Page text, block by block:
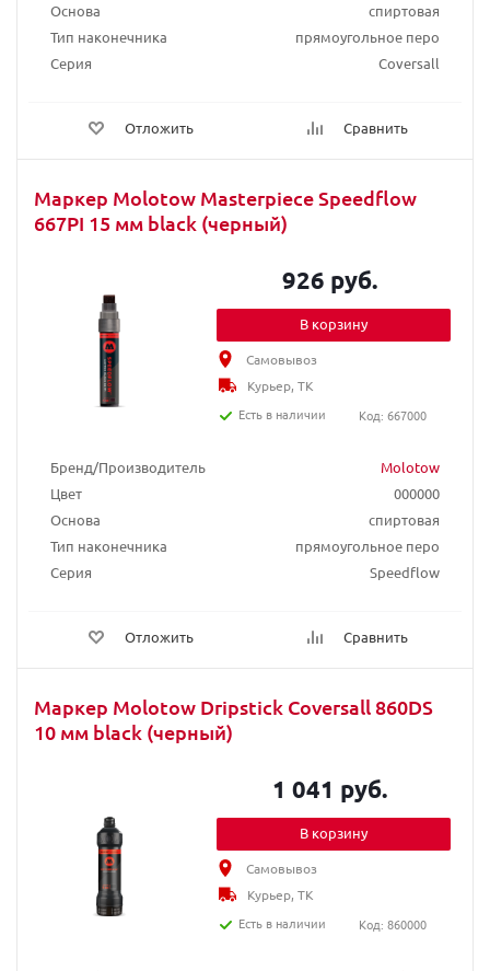
Основа
спиртовая
Тип наконечника
прямоугольное перо
Серия
Coversall
Отложить Сравнить
Маркер Molotow Masterpiece Speedflow
667PI 15 мм black (черный)
Бренд/Производитель
Molotow
Цвет
000000
Основа
спиртовая
Тип наконечника
прямоугольное перо
Серия
Speedflow
Отложить Сравнить
926 руб.
В корзину
Самовывоз
Курьер, ТК
Есть в наличии
Код: 667000
Маркер Molotow Dripstick Coversall 860DS
10 мм black (черный)
1 041 руб.
В корзину
Самовывоз
Курьер, ТК
Есть в наличии
Код: 860000